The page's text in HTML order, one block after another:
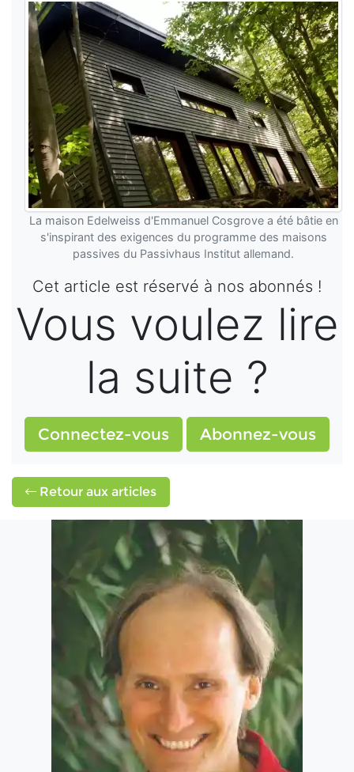
La maison Edelweiss d'Emmanuel Cosgrove a été bâtie en
s'inspirant des exigences du programme des maisons
passives du Passivhaus Institut allemand.
Cet article est réservé à nos abonnés !
Vous voulez lire
la suite ?
Connectez-vous Abonnez-vous
Retour aux articles